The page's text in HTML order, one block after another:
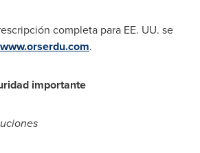
completa para EE. UU. se
www.orserdu.com.
importante